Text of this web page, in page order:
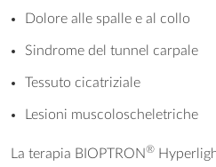
Dolore alle spalle e al collo
Sindrome del tunnel carpale
Tessuto cicatriziale
Lesioni muscoloscheletriche
La terapia BIOPTRON®